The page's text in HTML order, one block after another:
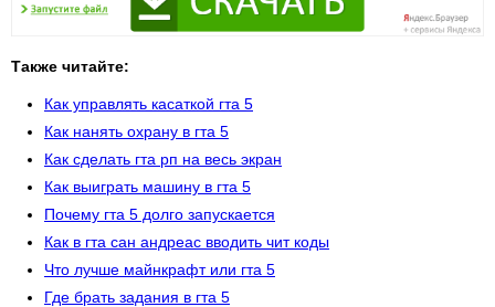
Также читайте:
Как управлять касаткой гта 5
Как нанять охрану в гта 5
Как сделать гта рп на весь экран
Как выиграть машину в гта 5
Почему гта 5 долго запускается
Как в гта сан андреас вводить чит коды
Что лучше майнкрафт или гта 5
Где брать задания в гта 5